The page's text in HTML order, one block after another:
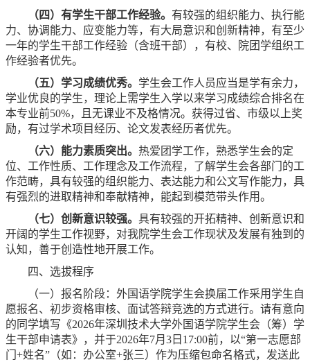
（四）有学生干部工作经验。 有较强的组织能力、执行能
力、协调能力、应变能力等，有大局意识和创新精神，有至少
一年的学生干部工作经验（含班干部），有校、院团学组织工
作经验者优先。
（五）学习成绩优秀。 学生会工作人员应当是学有余力，
学业优良的学生，理论上需学生入学以来学习成绩综合排名在
本专业前50%，且无课业不及格情况。获得过省、市级以上奖
励，有过学术项目经历、论文发表经历者优先。
（六）能力素质突出。 热爱团学工作，熟悉学生会的定
位、工作性质、工作理念及工作流程，了解学生会各部门的工
作范畴，具有较强的组织能力、表达能力和公文写作能力，具
有强烈的进取精神和奉献精神，能起到模范带头作用。
（七）创新意识较强。 具有较强的开拓精神、创新意识和
开阔的学生工作视野，对我院学生会工作现状及发展有独到的
认知，善于创造性地开展工作。
四、选拔程序
（一）报名阶段：外国语学院学生会换届工作采用学生自
愿报名、初步资格审核、面试答辩竞选的方式进行。请有意向
的同学填写《2026年深圳技术大学外国语学院学生会（筹）学
生干部申请表》，并于2026年7月3日17:00前，以“第一志愿部
门+姓名”（如：办公室+张三）作为压缩包命名格式，发送此